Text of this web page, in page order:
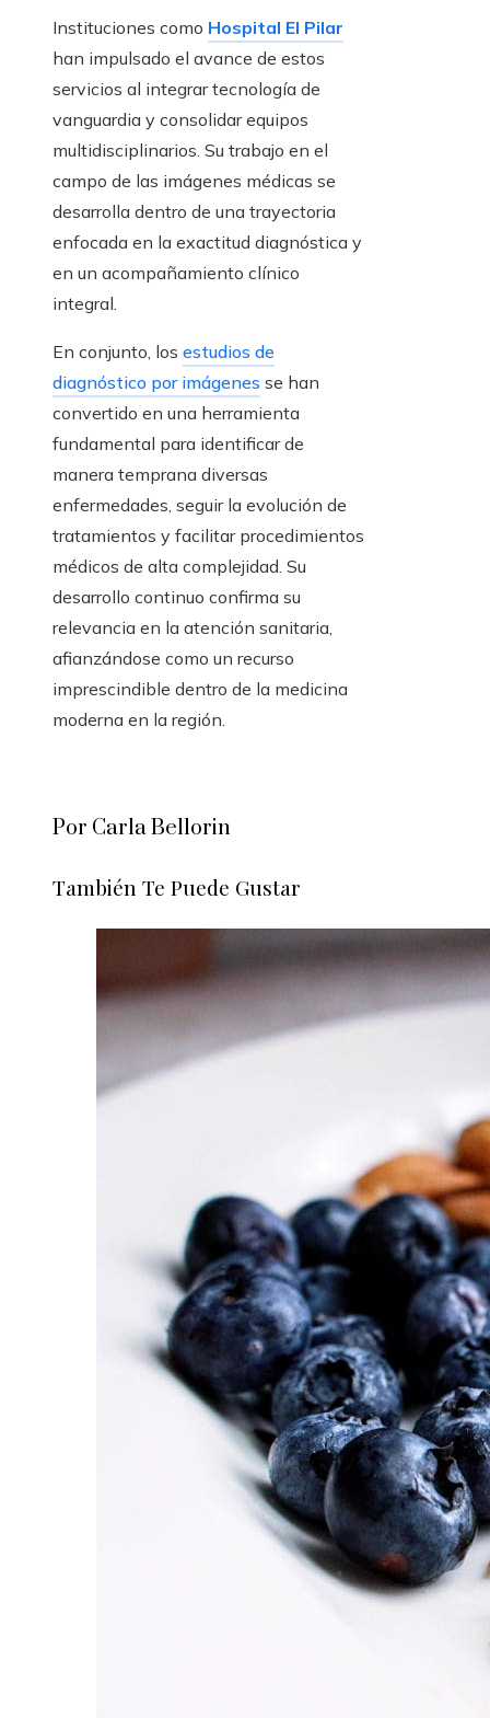
Instituciones como Hospital El Pilar
han impulsado el avance de estos
servicios al integrar tecnología de
vanguardia y consolidar equipos
multidisciplinarios. Su trabajo en el
campo de las imágenes médicas se
desarrolla dentro de una trayectoria
enfocada en la exactitud diagnóstica y
en un acompañamiento clínico
integral.
En conjunto, los estudios de
diagnóstico por imágenes se han
convertido en una herramienta
fundamental para identificar de
manera temprana diversas
enfermedades, seguir la evolución de
tratamientos y facilitar procedimientos
médicos de alta complejidad. Su
desarrollo continuo confirma su
relevancia en la atención sanitaria,
afianzándose como un recurso
imprescindible dentro de la medicina
moderna en la región.
Por Carla Bellorin
También Te Puede Gustar